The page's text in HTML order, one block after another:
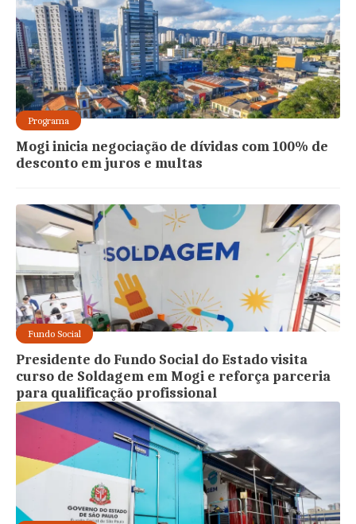
Programa
Mogi inicia negociação de dívidas com 100% de
desconto em juros e multas
Fundo Social
Presidente do Fundo Social do Estado visita
curso de Soldagem em Mogi e reforça parceria
para qualificação profissional